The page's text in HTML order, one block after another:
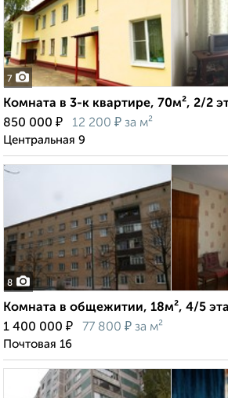
7
Комната в 3-к квартире, 70м², 2/2
850 000 ₽ 12 200 ₽ за м²
Центральная 9
8
Комната в общежитии, 18м², 4/5
1 400 000 ₽ 77 800 ₽ за м²
Почтовая 16